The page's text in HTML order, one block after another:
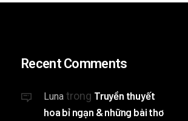
Recent Comments
Luna trong Truyền thuyết
hoa bỉ ngạn & những bài thơ